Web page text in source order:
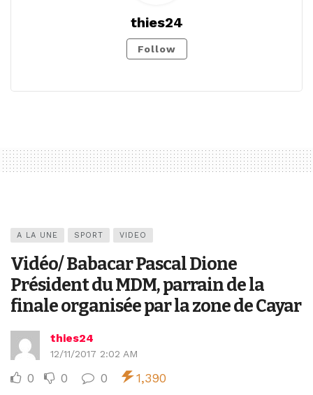
thies24
Follow
A LA UNE SPORT VIDEO
Vidéo/ Babacar Pascal Dione
Président du MDM, parrain de la
finale organisée par la zone de Cayar
thies24
12/11/2017 2:02 AM
0 0 0 1,390